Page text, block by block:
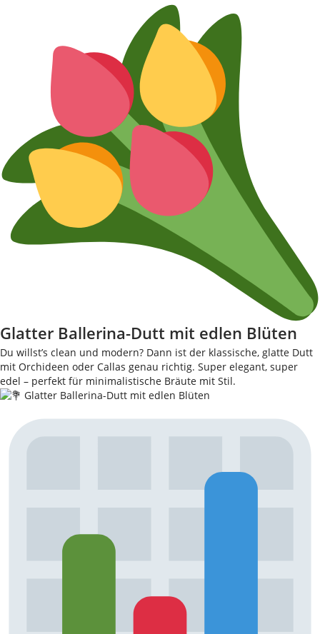
Glatter Ballerina-Dutt mit edlen Blüten
Du willst’s clean und modern? Dann ist der klassische, glatte Dutt
mit Orchideen oder Callas genau richtig. Super elegant, super
edel – perfekt für minimalistische Bräute mit Stil.